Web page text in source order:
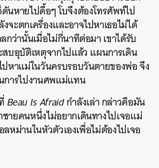
หายไปดื้อๆ โบจึงต้องโทรศัพท์ไป
จะตกเครื่องและอาจไปหาเธอไม่ได้
กว่านั้นเมื่อไม่กี่นาทีต่อมา เขาได้รับ
สบอุบัติเหตุจากไปแล้ว แผนการเดิน
ปหาแม่ในวันครบรอบวันตายของพ่อ จึง
การไปงานศพแม่แทน
Beau Is Afraidกำลังเล่า กล่าวคือมัน
ายคนหนึ่งไม่อยากเดินทางไปเจอแม่
อลหม่านในหัวตัวเองเพื่อไม่ต้องไปเจอ